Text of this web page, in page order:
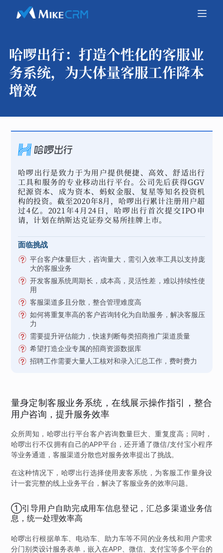
哈啰出行： 打造个性化的客服业
务系统，为大体量客服工作降本
增效
哈啰出行是致力于为用户提供便捷、高效、舒适出行
工具和服务的专业移动出行平台。公司先后获得GGV
纪源资本、成为资本、蚂蚁金服、复星等知名投资机
构的投资。截至2020年8月，哈啰出行累计注册用户超
过4亿。2021年4月24日，哈啰出行首次提交IPO申
请，计划在纳斯达克证券交易所挂牌上市。
面临挑战
平台客户体量巨大，咨询量大，需引入效率工具以支持庞
大的客服业务
开发客服系统周期长，成本高，灵活性差，难以持续性使
用
客服渠道多且分散，整合管理难度高
如何将重复率高的客户咨询转化为自助服务，解决客服压
力
需要提升评估能力，快速判断每类招商推广渠道质量
希望打造企业专属的招商资源数据库
招聘工作需要大量人工核对和录入汇总工作，费时费力
量身定制客服业务系统，在线展示操作指引，整合
用户咨询，提升服务效率
众所周知，哈啰出行平台客户咨询数量巨大、重复度高；同时，
哈啰出行不仅拥有自己的APP平台，还开通了微信/支付宝小程序
等业务通道，客服渠道分散也对服务效率提出了挑战。
在这种情况下，哈啰出行选择使用麦客系统，为客服工作量身设
计一套完整的线上业务平台，解决了客服业务的效率问题。
①引导用户自助完成用车信息登记，汇总多渠道业务信
息，统一处理效率高
哈啰出行根据单车、电动车、助力车等不同的业务线和用户需求
分门别类设计服务表单，嵌入在APP、微信、支付宝等多个平台的